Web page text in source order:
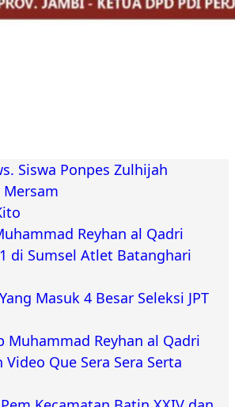
Siswa Ponpes Zulhijah
Reyhan al Qadri
di Sumsel Atlet Batanghari
Masuk 4 Besar Seleksi JPT
Muhammad Reyhan al Qadri
Que Sera Sera Serta